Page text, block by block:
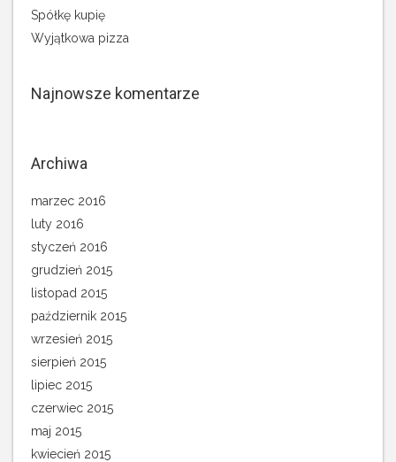
Spółkę kupię
Wyjątkowa pizza
Najnowsze komentarze
Archiwa
marzec 2016
luty 2016
styczeń 2016
grudzień 2015
listopad 2015
październik 2015
wrzesień 2015
sierpień 2015
lipiec 2015
czerwiec 2015
maj 2015
kwiecień 2015